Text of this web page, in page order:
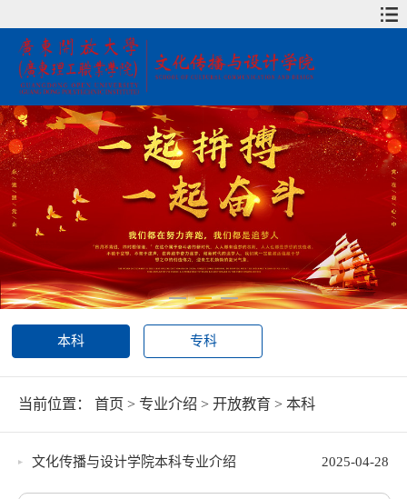
本科 专科
当前位置： 首页 > 专业介绍 > 开放教育 > 本科
2025-04-28
文化传播与设计学院本科专业介绍